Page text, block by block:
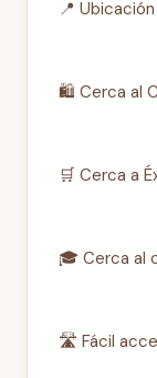
📍
🛍 Cerca al
🛒 Cerca a
🎓 Cerca al
🛣 Fácil